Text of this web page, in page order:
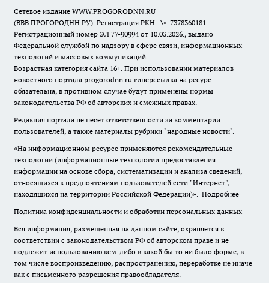
Сетевое издание WWW.PROGORODNN.RU
(ВВВ.ПРОГОРОДНН.РУ). Регистрация РКН: №: 7378360181.
Регистрационный номер ЭЛ 77-90994 от 10.03.2026., выдано
Федеральной службой по надзору в сфере связи, информационных
технологий и массовых коммуникаций.
Возрастная категория сайта 16+. При использовании материалов
новостного портала progorodnn.ru гиперссылка на ресурс
обязательна, в противном случае будут применены нормы
законодательства РФ об авторских и смежных правах.
Редакция портала не несет ответственности за комментарии
пользователей, а также материалы рубрики "народные новости".
«На информационном ресурсе применяются рекомендательные
технологии (информационные технологии предоставления
информации на основе сбора, систематизации и анализа сведений,
относящихся к предпочтениям пользователей сети "Интернет",
находящихся на территории Российской Федерации)». Подробнее
Политика конфиденциальности и обработки персональных данных
Вся информация, размещенная на данном сайте, охраняется в
соответствии с законодательством РФ об авторском праве и не
подлежит использованию кем-либо в какой бы то ни было форме, в
том числе воспроизведению, распространению, переработке не иначе
как с письменного разрешения правообладателя.